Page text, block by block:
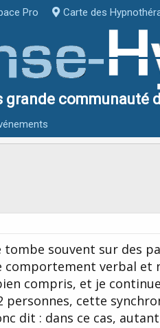
Pro Carte des
grande communauté
souvent sur des
verbal et
compris, et je
cette
dit : dans ce cas,